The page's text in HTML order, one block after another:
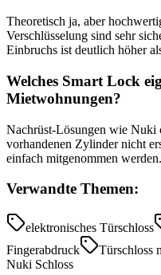
Theoretisch ja, aber
Verschlüsselung sind sehr
Einbruchs ist deutlich höher
Welches Smart Lock
Mietwohnungen?
Nachrüst-Lösungen wie Nuki
vorhandenen Zylinder nicht
einfach mitgenommen werden.
Verwandte Themen:
elektronisches Türschloss
Fingerabdruck
Türschloss
Nuki Schloss